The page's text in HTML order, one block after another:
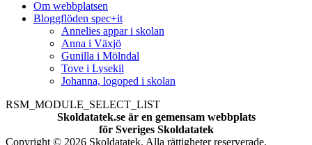
Om webbplatsen
Bloggflöden spec+it
Annelies appar i skolan
Anna i Växjö
Gunilla i Mölndal
Tove i Lysekil
Johanna, logoped i skolan
RSM_MODULE_SELECT_LIST
Skoldatatek.se är en gemensam webbplats
för Sveriges Skoldatatek
Copyright © 2026 Skoldatatek. Alla rättigheter reserverade.